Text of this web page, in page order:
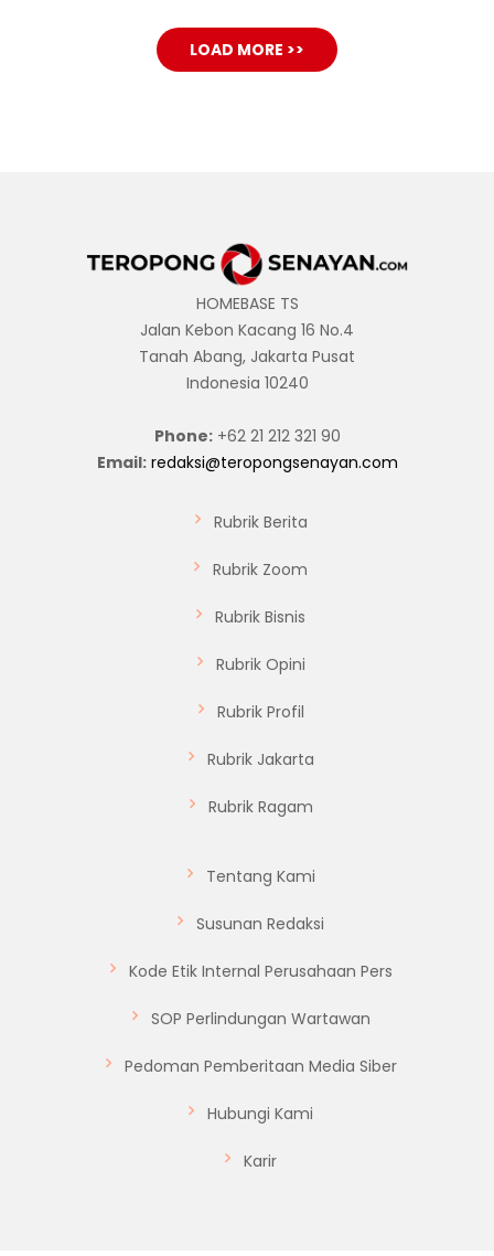
LOAD MORE >>
HOMEBASE TS
Jalan Kebon Kacang 16 No.4
Tanah Abang, Jakarta Pusat
Indonesia 10240
Phone:+62 21 212 321 90
Email: redaksi@teropongsenayan.com
Rubrik Berita
Rubrik Zoom
Rubrik Bisnis
Rubrik Opini
Rubrik Profil
Rubrik Jakarta
Rubrik Ragam
Tentang Kami
Susunan Redaksi
Kode Etik Internal Perusahaan Pers
SOP Perlindungan Wartawan
Pedoman Pemberitaan Media Siber
Hubungi Kami
Karir